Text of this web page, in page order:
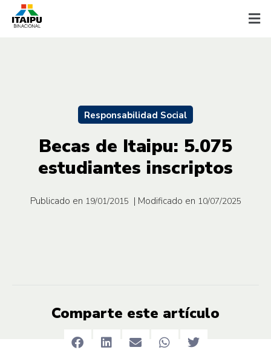
Responsabilidad Social
Becas de Itaipu: 5.075
estudiantes inscriptos
Publicado en 19/01/2015 | Modificado en 10/07/2025
Comparte este artículo